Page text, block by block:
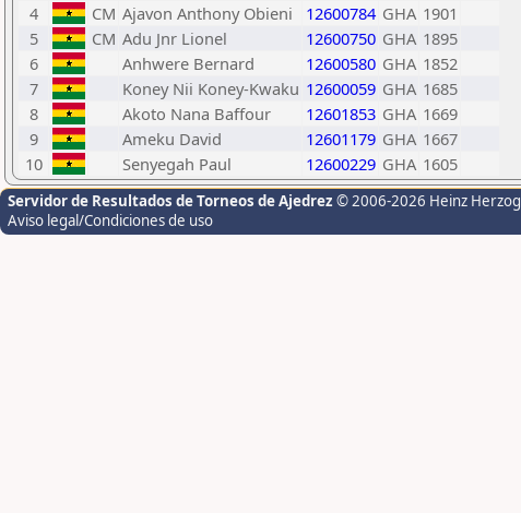
4
CM Ajavon Anthony Obieni 12600784 GHA 1901
5
CM Adu Jnr Lionel 12600750 GHA 1895
6
Anhwere Bernard 12600580 GHA 1852
7
Koney Nii Koney-Kwaku 12600059 GHA 1685
8
Akoto Nana Baffour 12601853 GHA 1669
9
Ameku David 12601179 GHA 1667
10
Senyegah Paul 12600229 GHA 1605
Servidor de Resultados de Torneos de Ajedrez © 2006-2026 Heinz Herzog
Aviso legal/Condiciones de uso